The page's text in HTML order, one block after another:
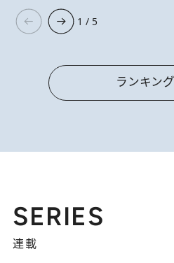
1 / 5
ランキン
SERIES
連載